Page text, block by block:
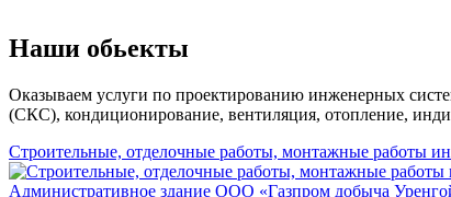
Наши обьекты
Оказываем услуги по проектированию инженерных
(СКС), кондиционирование, вентиляция, отопление,
Строительные, отделочные работы, монтажные работы
Административное здание ООО «Газпром добыча